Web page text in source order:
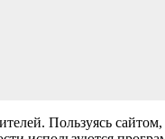
Пользуясь